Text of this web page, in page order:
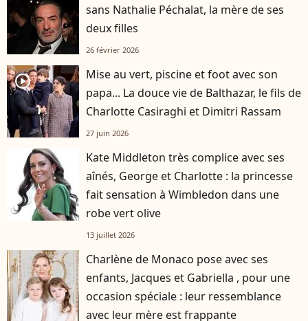
sans Nathalie Péchalat, la mère de ses
deux filles
26 février 2026
player2
Mise au vert, piscine et foot avec son
papa... La douce vie de Balthazar, le fils de
Charlotte Casiraghi et Dimitri Rassam
27 juin 2026
Kate Middleton très complice avec ses
aînés, George et Charlotte : la princesse
fait sensation à Wimbledon dans une
robe vert olive
13 juillet 2026
Charlène de Monaco pose avec ses
enfants, Jacques et Gabriella , pour une
occasion spéciale : leur ressemblance
avec leur mère est frappante